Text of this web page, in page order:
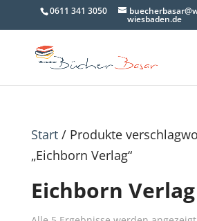
0611 341 3050
wiesbaden.de
Start/ Produkte
„Eichborn Verlag“
Eichborn Verlag